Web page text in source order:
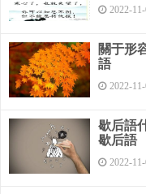
2022-
關于形
語
2022-
歇后語
歇后語
2022-